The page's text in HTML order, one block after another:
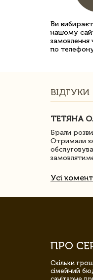
Ви
нашому
замовлення
по
ВІДГУКИ
ТЕТЯНА
Брали
Отримали
Усі
ПРО
Скільки
сімейний